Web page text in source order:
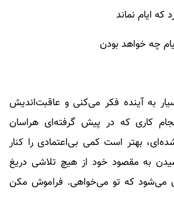
ایام نماند
چه خواهد بودن
به آینده فکر می‌کنی و عاقبت‌اندیش
کاری که در پیش گرفته‌ای هراسان
بهتر است کمی بی‌اعتمادی را کنار
به مقصود خود از هیچ تلاشی دریغ
می‌شود که تو می‌خواهی. فراموش مکن